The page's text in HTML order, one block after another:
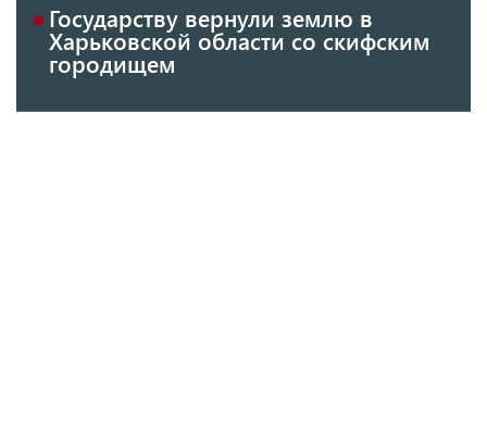
Государству вернули землю в
Харьковской области со скифским
городищем